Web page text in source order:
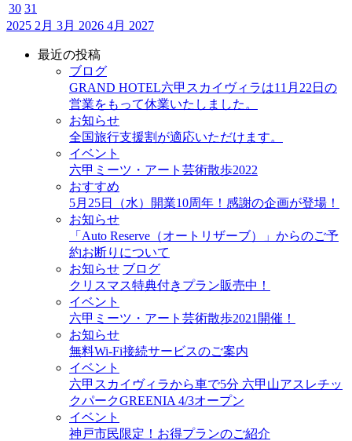
30 31
2025 2月 3月 2026 4月 2027
最近の投稿
ブログ
GRAND HOTEL六甲スカイヴィラは11月22日の
営業をもって休業いたしました。
お知らせ
全国旅行支援割が適応いただけます。
イベント
六甲ミーツ・アート芸術散歩2022
おすすめ
5月25日（水）開業10周年！感謝の企画が登場！
お知らせ
「Auto Reserve（オートリザーブ）」からのご予
約お断りについて
お知らせ ブログ
クリスマス特典付きプラン販売中！
イベント
六甲ミーツ・アート芸術散歩2021開催！
お知らせ
無料Wi-Fi接続サービスのご案内
イベント
六甲スカイヴィラから車で5分 六甲山アスレチッ
クパークGREENIA 4/3オープン
イベント
神戸市民限定！お得プランのご紹介